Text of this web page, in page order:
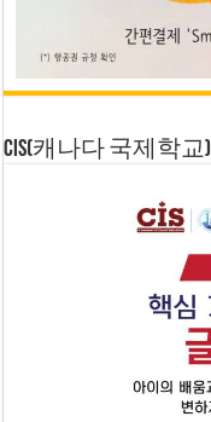
CIS(캐나다 국제학교)